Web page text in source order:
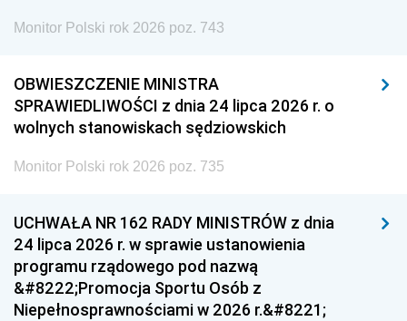
Monitor Polski rok 2026 poz. 743
OBWIESZCZENIE MINISTRA
SPRAWIEDLIWOŚCI z dnia 24 lipca 2026 r. o
wolnych stanowiskach sędziowskich
Monitor Polski rok 2026 poz. 735
UCHWAŁA NR 162 RADY MINISTRÓW z dnia
24 lipca 2026 r. w sprawie ustanowienia
programu rządowego pod nazwą
&#8222;Promocja Sportu Osób z
Niepełnosprawnościami w 2026 r.&#8221;